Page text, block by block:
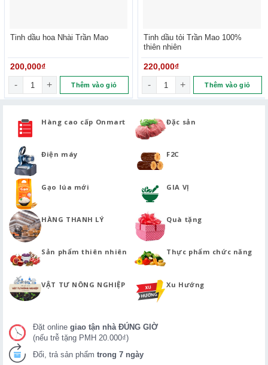
Tinh dầu hoa Nhài Trần Mao
200,000₫
Tinh dầu hoa Nhài Trần Mao số lượng
Thêm vào giỏ
Tinh dầu tỏi Trần Mao 100%
thiên nhiên
220,000₫
Tinh dầu tỏi Trần Mao 100%
Thêm vào giỏ
Hàng cao cấp Onmart Đặc sản
Điện máy F2C
Gạo lúa mới GIA VỊ
HÀNG THANH LÝ Quà tặng
Sản phẩm thiên nhiên Thực phẩm chức năng
VẬT TƯ NÔNG NGHIỆP Xu Hướng
Đặt online giao tận nhà ĐÚNG GIỜ
(nếu trễ tặng PMH 20.000₫)
Đổi, trả sản phẩm trong 7 ngày